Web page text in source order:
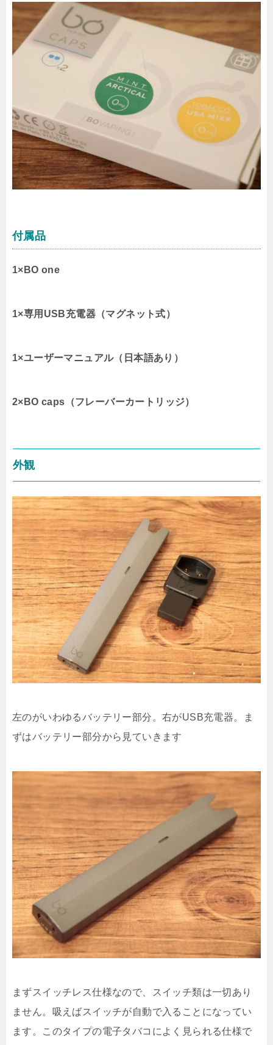
付属品
1×BO one
1×専用USB充電器（マグネット式）
1×ユーザーマニュアル（日本語あり）
2×BO caps（フレーバーカートリッジ）
外観
左のがいわゆるバッテリー部分。右がUSB充電器。ま
ずはバッテリー部分から見ていきます
まずスイッチレス仕様なので、スイッチ類は一切あり
ません。吸えばスイッチが自動で入ることになってい
ます。このタイプの電子タバコによく見られる仕様で